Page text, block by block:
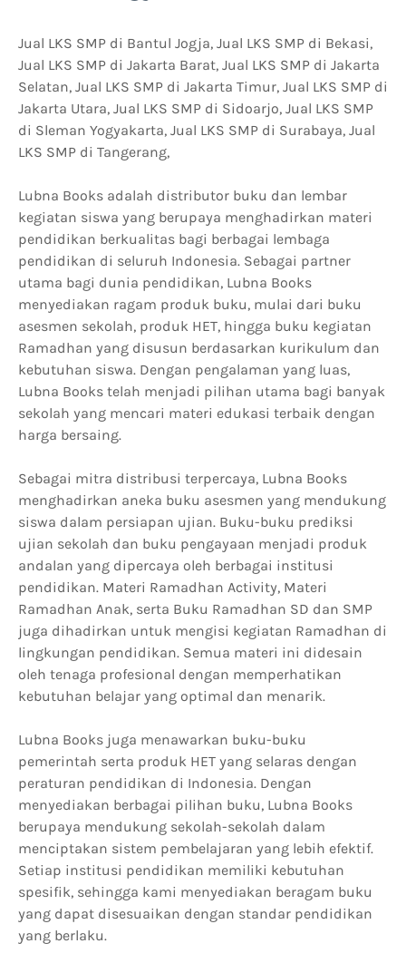
Jual LKS SMP di Bantul Jogja, Jual LKS SMP di Bekasi,
Jual LKS SMP di Jakarta Barat, Jual LKS SMP di Jakarta
Selatan, Jual LKS SMP di Jakarta Timur, Jual LKS SMP di
Jakarta Utara, Jual LKS SMP di Sidoarjo, Jual LKS SMP
di Sleman Yogyakarta, Jual LKS SMP di Surabaya, Jual
LKS SMP di Tangerang,
Lubna Books adalah distributor buku dan lembar
kegiatan siswa yang berupaya menghadirkan materi
pendidikan berkualitas bagi berbagai lembaga
pendidikan di seluruh Indonesia. Sebagai partner
utama bagi dunia pendidikan, Lubna Books
menyediakan ragam produk buku, mulai dari buku
asesmen sekolah, produk HET, hingga buku kegiatan
Ramadhan yang disusun berdasarkan kurikulum dan
kebutuhan siswa. Dengan pengalaman yang luas,
Lubna Books telah menjadi pilihan utama bagi banyak
sekolah yang mencari materi edukasi terbaik dengan
harga bersaing.
Sebagai mitra distribusi terpercaya, Lubna Books
menghadirkan aneka buku asesmen yang mendukung
siswa dalam persiapan ujian. Buku-buku prediksi
ujian sekolah dan buku pengayaan menjadi produk
andalan yang dipercaya oleh berbagai institusi
pendidikan. Materi Ramadhan Activity, Materi
Ramadhan Anak, serta Buku Ramadhan SD dan SMP
juga dihadirkan untuk mengisi kegiatan Ramadhan di
lingkungan pendidikan. Semua materi ini didesain
oleh tenaga profesional dengan memperhatikan
kebutuhan belajar yang optimal dan menarik.
Lubna Books juga menawarkan buku-buku
pemerintah serta produk HET yang selaras dengan
peraturan pendidikan di Indonesia. Dengan
menyediakan berbagai pilihan buku, Lubna Books
berupaya mendukung sekolah-sekolah dalam
menciptakan sistem pembelajaran yang lebih efektif.
Setiap institusi pendidikan memiliki kebutuhan
spesifik, sehingga kami menyediakan beragam buku
yang dapat disesuaikan dengan standar pendidikan
yang berlaku.